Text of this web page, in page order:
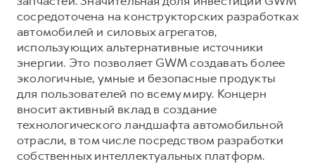
сосредоточена на конструкторских разработках
автомобилей и силовых агрегатов,
использующих альтернативные источники
энергии. Это позволяет GWM создавать более
экологичные, умные и безопасные продукты
для пользователей по всему миру. Концерн
вносит активный вклад в создание
технологического ландшафта автомобильной
отрасли, в том числе посредством разработки
собственных интеллектуальных платформ.